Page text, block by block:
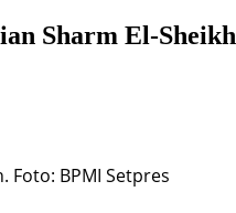
Sharm El-Sheikh
Foto: BPMI Setpres